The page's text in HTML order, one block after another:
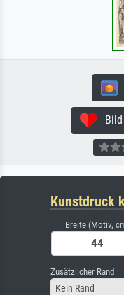
Bild
Kunstdruck
Breite (Motiv,
Zusätzlicher Rand
Kein Rand